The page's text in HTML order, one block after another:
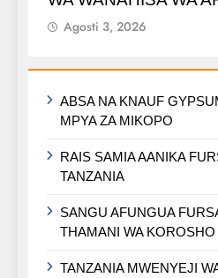
Agosti 3, 2026
ABSA NA KNAUF
MPYA ZA MIKOPO
RAIS SAMIA AANIKA
TANZANIA
SANGU AFUNGUA
THAMANI WA KOROSHO
TANZANIA MWENYEJI